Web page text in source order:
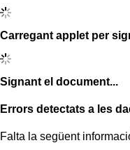
Carregant applet per
Signant el document...
Errors detectats a les
Falta la següent